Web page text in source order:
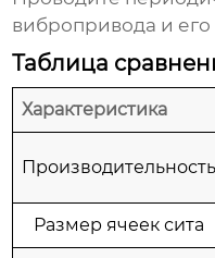
вибропривода и
Таблица
Характеристика
Производительность
Размер ячеек сита